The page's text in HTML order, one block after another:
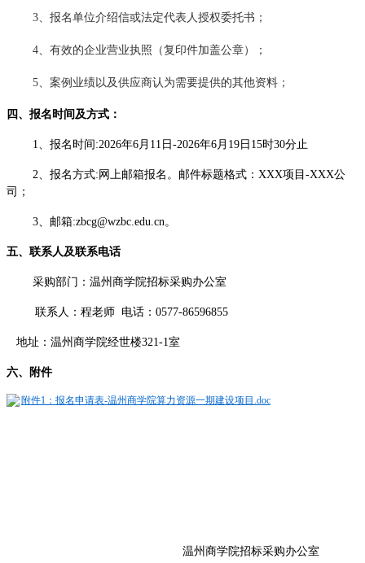
3、报名单位介绍信或法定代表人授权委托书；
4、有效的企业营业执照（复印件加盖公章）；
5、案例业绩以及供应商认为需要提供的其他资料；
四 、 报名时间及方式 ：
1、报名时间:2026年6月11日-2026年6月19日15时30分止
2、报名方式:网上邮箱报名。邮件标题格式：XXX项目-XXX公
司；
3、邮箱:zbcg@wzbc.edu.cn。
五、联系人及联系电话
采购部门：温州商学院招标采购办公室
联系人：程老师 电话：0577-86596855
地址：温州商学院经世楼321-1室
六、附件
附件1：报名申请表-温州商学院算力资源一期建设项目.doc
温州商学院招标采购办公室